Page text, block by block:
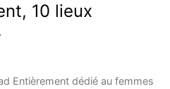
10 lieux
Entièrement dédié au femmes